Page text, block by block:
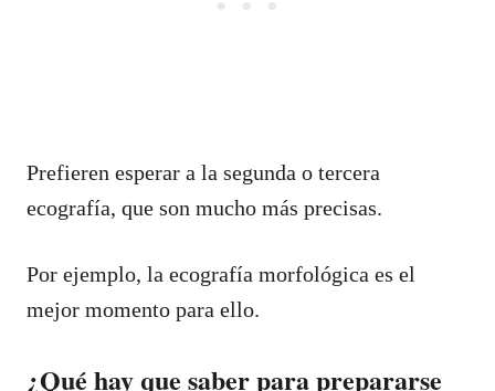
Prefieren esperar a la segunda o tercera
ecografía, que son mucho más precisas.
Por ejemplo, la ecografía morfológica es el
mejor momento para ello.
¿Qué hay que saber para prepararse